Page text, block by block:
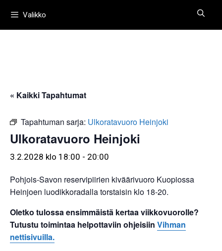
sisältöönValikko
« Kaikki Tapahtumat
Tapahtuman sarja: Ulkoratavuoro Heinjoki
Ulkoratavuoro Heinjoki
3.2.2028 klo 18:00 - 20:00
Pohjois-Savon reservipiirien kiväärivuoro Kuopiossa
Heinjoen luodikkoradalla torstaisin klo 18-20.
Oletko tulossa ensimmäistä kertaa viikkovuorolle?
Tutustu toimintaa helpottaviin ohjeisiin Vihman
nettisivuilla.